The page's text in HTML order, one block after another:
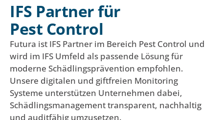
IFS Partner für
Pest Control
Futura ist IFS Partner im Bereich Pest Control und
wird im IFS Umfeld als passende Lösung für
moderne Schädlingsprävention empfohlen.
Unsere digitalen und giftfreien Monitoring
Systeme unterstützen Unternehmen dabei,
Schädlingsmanagement transparent, nachhaltig
und auditfähig umzusetzen.